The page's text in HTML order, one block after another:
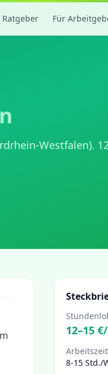
Ratgeber Für
Westfalen).
12–15
Arbeitszeit
8-15 Std./